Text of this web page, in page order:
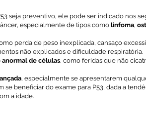
seja preventivo, ele pode ser indicado nos
especialmente de tipos como linfoma,
perda de peso inexplicada, cansaço
não explicados e dificuldade respiratória.
anormal de células, como feridas que não
, especialmente se apresentarem
se beneficiar do exame para P53, dada a
a idade.